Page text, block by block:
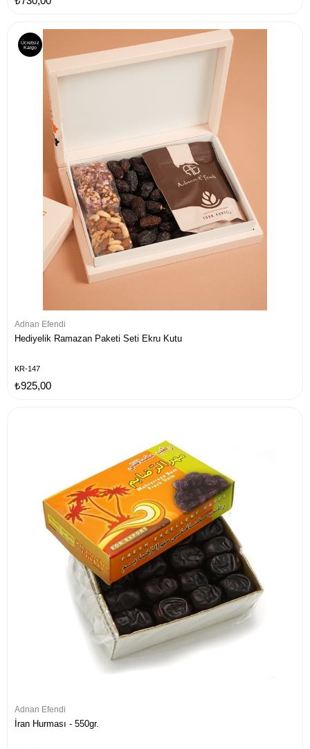
Adnan Efendi
Hediyelik Ramazan Paketi Seti Ekru Kutu
KR-147
₺925,00
Ücretsiz
Kargo
Adnan Efendi
İran Hurması - 550gr.